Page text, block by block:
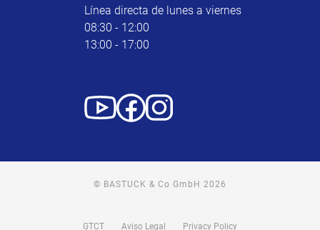
Línea directa de lunes a viernes
08:30 - 12:00
13:00 - 17:00
© BASTUCK & Co GmbH 2026
GTCT Aviso Legal Privacy Policy